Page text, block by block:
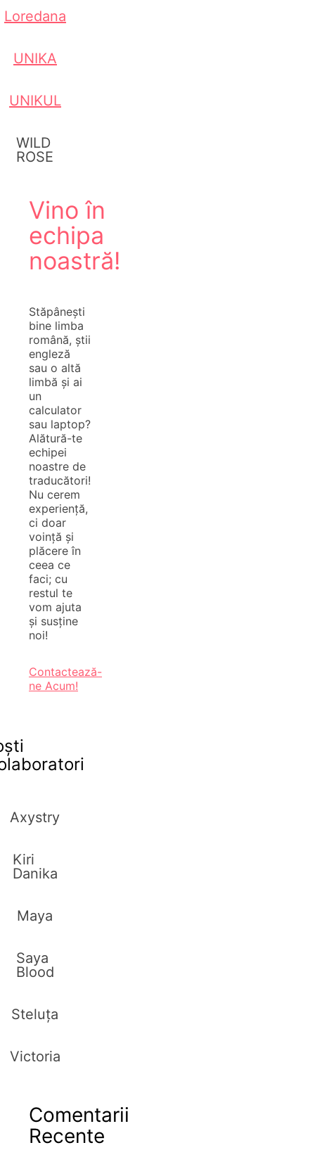
Loredana
UNIKA
UNIKUL
WILD
ROSE
Vino în
echipa
noastră!
Stăpânești
bine limba
română, știi
engleză
sau o altă
limbă și ai
un
calculator
sau laptop?
Alătură-te
echipei
noastre de
traducători!
Nu cerem
experiență,
ci doar
voință și
plăcere în
ceea ce
faci; cu
restul te
vom ajuta
și susține
noi!
Contactează-
ne Acum!
Axystry
Kiri
Danika
Maya
Saya
Blood
Steluța
Victoria
Comentarii
Recente